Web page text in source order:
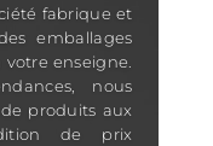
fabrique et
emballages
enseigne.
nous
produits aux
de prix